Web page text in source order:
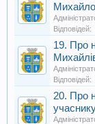
Відповідей:
19. Про
Відповідей:
20. Про